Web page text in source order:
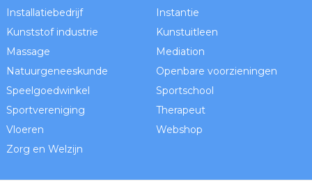
Installatiebedrijf
Instantie
Kunststof industrie
Kunstuitleen
Massage
Mediation
Natuurgeneeskunde
Openbare voorzieningen
Speelgoedwinkel
Sportschool
Sportvereniging
Therapeut
Vloeren
Webshop
Zorg en Welzijn